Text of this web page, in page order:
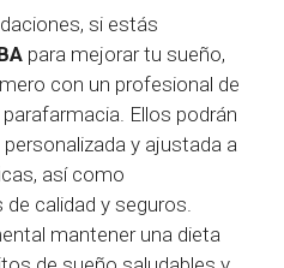
si estás
para mejorar tu sueño,
con un profesional de
Ellos podrán
y ajustada a
así como
calidad y seguros.
mantener una dieta